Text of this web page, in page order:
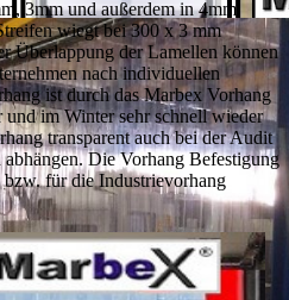
3mm und außerdem in 4mm
wiegt bei 300 x 3 mm
Überlappung der Lamellen können
nach individuellen
ist durch das Marbex Vorhang
und im Winter sehr schnell wieder
transparent auch bei der Audit
Die Vorhang Befestigung
für die Industrievorhang